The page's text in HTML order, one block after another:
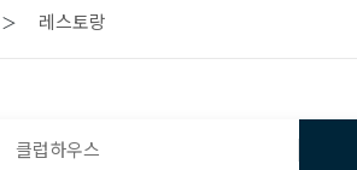
레스토랑
클럽하우스